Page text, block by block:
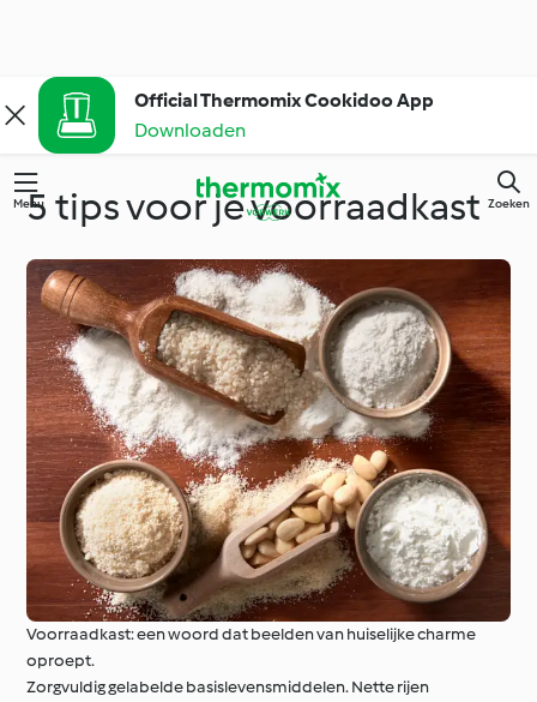
Official Thermomix Cookidoo App
Downloaden
Menu Zoeken
5 tips voor je voorraadkast
Voorraadkast: een woord dat beelden van huiselijke charme
oproept.
Zorgvuldig gelabelde basislevensmiddelen. Nette rijen